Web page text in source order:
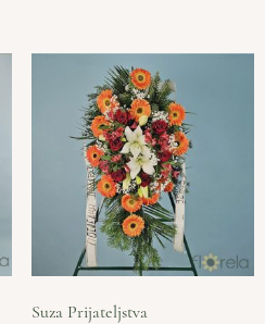
Suza Prijateljstva